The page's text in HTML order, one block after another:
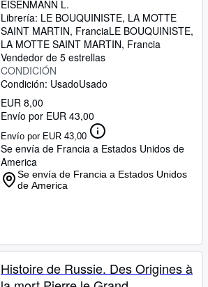
EISENMANN L.
Librería: LE BOUQUINISTE, LA MOTTE
SAINT MARTIN, FranciaLE BOUQUINISTE,
LA MOTTE SAINT MARTIN, Francia
Vendedor de 5 estrellas
CONDICIÓN
Condición: UsadoUsado
EUR 8,00
Envío por EUR 43,00
Envío por EUR 43,00
Se envía de Francia a Estados Unidos de
America
Se envía de Francia a Estados Unidos
de America
Histoire de Russie. Des Origines à